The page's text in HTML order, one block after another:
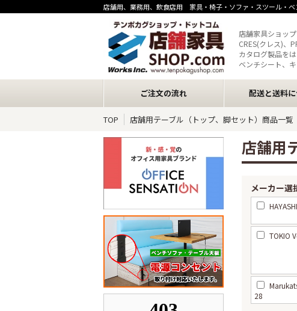
店舗用、業務用、飲食店用 家具・椅子・ソファ・スツール・
店舗家具ショッ
CRES(クレス)、
カタログ製品を
ベンチシート、
ご注文の流れ 配送と送料
TOP 店舗用テーブル（トップ、脚セット）商品一覧
店舗用
メーカー選
HAYASHI
TOKIO
28